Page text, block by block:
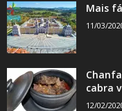
Mais
11/03/
cabra
12/02/